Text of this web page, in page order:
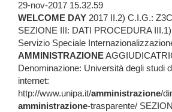
29-nov-2017 15.32.59
WELCOME DAY 2017 II.2) C.I.G.:
SEZIONE III: DATI PROCEDURA
Servizio Speciale
AMMINISTRAZIONE
Denominazione: Università degli studi
internet:
http://www.unipa.it/amministrazione/
amministrazione-trasparente/